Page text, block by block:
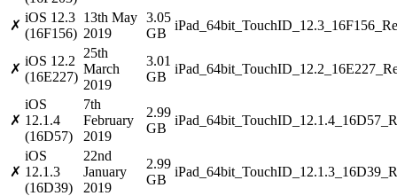
✗
iOS 12.3
(16F156)
13th May
2019
3.05
GB
✗
iOS 12.2
(16E227)
25th
March
2019
3.01
GB
✗
iOS
12.1.4
(16D57)
7th
February
2019
2.99
GB
✗
iOS
12.1.3
(16D39)
22nd
January
2019
2.99
GB